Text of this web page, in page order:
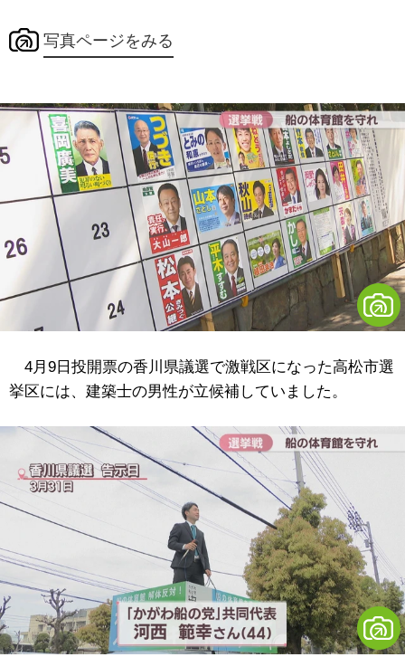
写真ページをみる
4月9日投開票の香川県議選で激戦区になった高松市選
挙区には、建築士の男性が立候補していました。